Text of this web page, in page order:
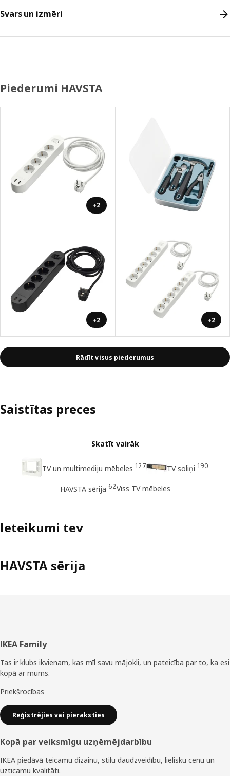
Svars un izmēri
Piederumi HAVSTA
+2
+2 +2
Rādīt visus piederumus
Saistītas preces
Skatīt vairāk
TV un multimediju mēbeles 127 TV soliņi 190
HAVSTA sērija 62Viss TV mēbeles
Ieteikumi tev
HAVSTA sērija
Kājene
IKEA Family
Tas ir klubs ikvienam, kas mīl savu mājokli, un pateicība par to, ka esi
kopā ar mums.
Priekšrocības
Reģistrējies vai pieraksties
Kopā par veiksmīgu uzņēmējdarbību
IKEA piedāvā teicamu dizainu, stilu daudzveidību, lielisku cenu un
uzticamu kvalitāti.